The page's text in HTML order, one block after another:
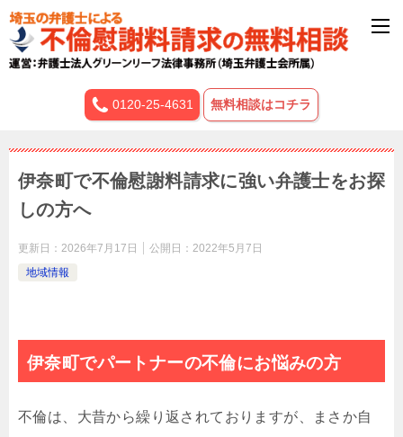
0120-25-4631 無料相談はコチラ
伊奈町で不倫慰謝料請求に強い弁護士をお探
しの方へ
更新日： 2026年7月17日 公開日： 2022年5月7日
地域情報
伊奈町でパートナーの不倫にお悩みの方
不倫は、大昔から繰り返されておりますが、まさか自